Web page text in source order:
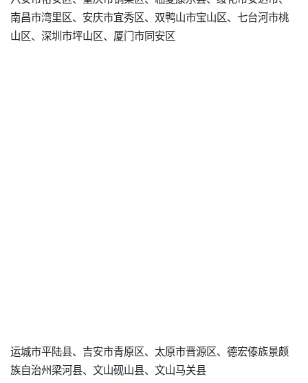
南昌市湾里区、安庆市宜秀区、双鸭山市宝山区、七台河市桃
山区、深圳市坪山区、厦门市同安区
运城市平陆县、吉安市青原区、太原市晋源区、德宏傣族景颇
族自治州梁河县、文山砚山县、文山马关县